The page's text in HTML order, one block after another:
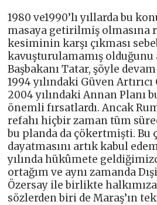
1980 ve1990’lı yıllarda bu
masaya getirilmiş olmasına
kesiminin karşı çıkması
kavuşturulamamış olduğunu
Başbakanı Tatar, şöyle
1994 yılındaki Güven
2004 yılındaki Annan Planı
önemli fırsatlardı. Ancak
refahı hiçbir zaman tüm
bu planda da çökertmişti. Bu
dayatmasını artık kabul
yılında hükûmete
ortağım ve aynı zamanda
Özersay ile birlikte
sözlerden biri de Maraş’ın